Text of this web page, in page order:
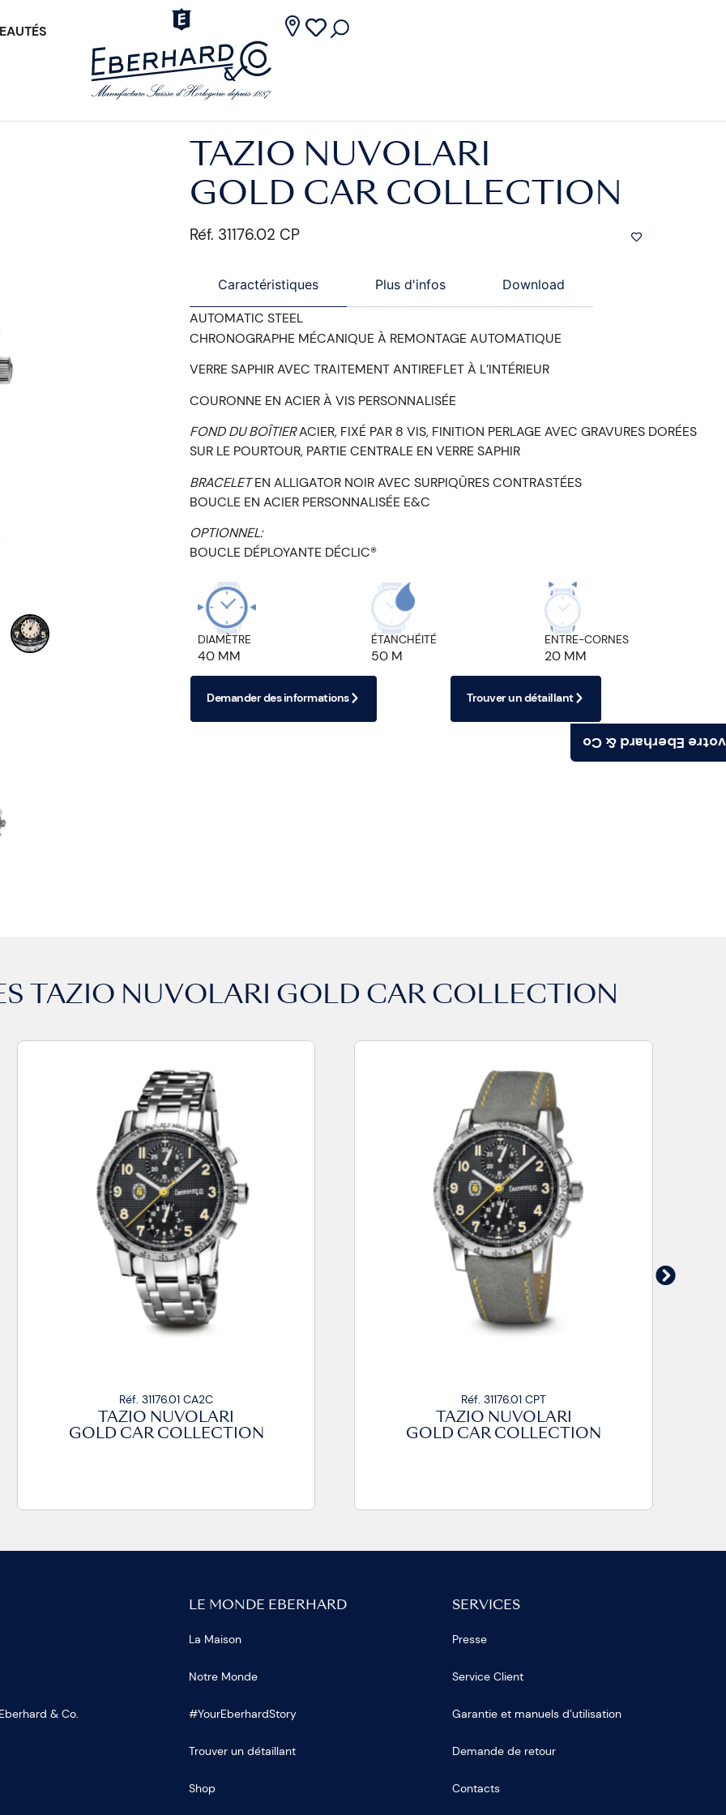
Trouvez votre
TAZIO NUVOLARI
GOLD CAR COLLECTION
Réf. 31176.02 CP
Caractéristiques Plus d'infos Download
AUTOMATIC STEEL
CHRONOGRAPHE MÉCANIQUE À REMONTAGE AUTOMATIQUE
VERRE SAPHIR AVEC TRAITEMENT ANTIREFLET À L’INTÉRIEUR
COURONNE EN ACIER À VIS PERSONNALISÉE
FOND DU BOÎTIERACIER, FIXÉ PAR 8 VIS, FINITION PERLAGE AVEC GRAVURES DORÉES
SUR LE POURTOUR, PARTIE CENTRALE EN VERRE SAPHIR
BRACELETEN ALLIGATOR NOIR AVEC SURPIQÛRES CONTRASTÉES
BOUCLE EN ACIER PERSONNALISÉE E&C
OPTIONNEL:
BOUCLE DÉPLOYANTE DÉCLIC®
DIAMÈTRE
40 MM
ÉTANCHÉITÉ
50 M
ENTRE-CORNES
20 MM
Demander des informations Trouver un détaillant
TAZIO NUVOLARI GOLD CAR COLLECTION
NUVOLARI
CAR COLLECTION
TAZIO NUVOLARI
GOLD CAR COLLECTION
& Co.
LE MONDE EBERHARD
La Maison
Notre Monde
#YourEberhardStory
Trouver un détaillant
Shop
SERVICES
Presse
Service Client
Garantie et manuels d’utilisation
Demande de retour
Contacts